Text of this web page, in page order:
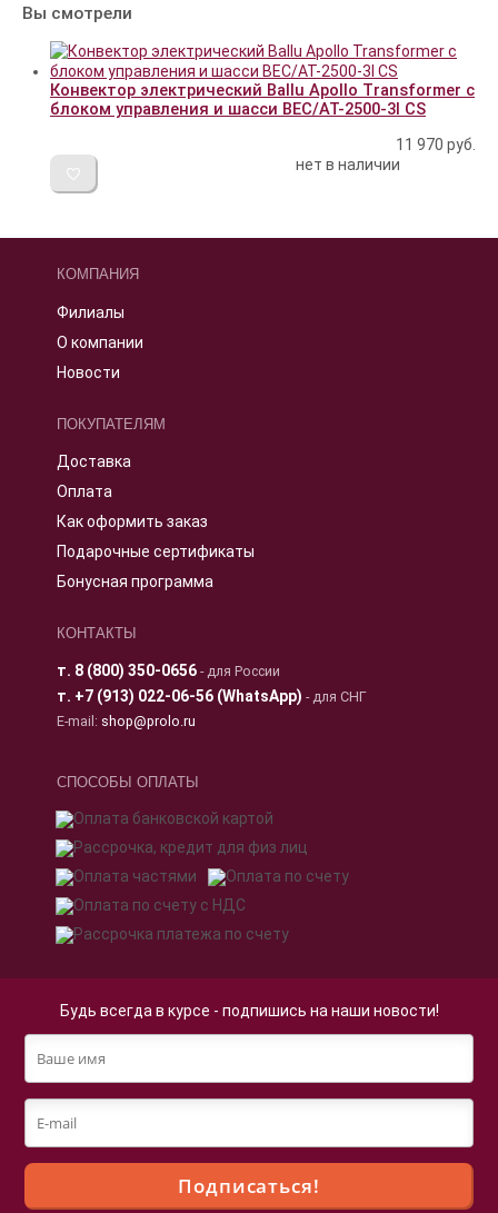
Вы смотрели
Конвектор электрический Ballu Apollo Transformer с
блоком управления и шасси BEC/AT-2500-3I CS
11 970 руб.
нет в наличии
КОМПАНИЯ
Филиалы
О компании
Новости
ПОКУПАТЕЛЯМ
Доставка
Оплата
Как оформить заказ
Подарочные сертификаты
Бонусная программа
КОНТАКТЫ
т. 8 (800) 350-0656- для России
т. +7 (913) 022-06-56 (WhatsApp) - для СНГ
E-mail: shop@prolo.ru
СПОСОБЫ ОПЛАТЫ
Будь всегда в курсе - подпишись на наши новости!